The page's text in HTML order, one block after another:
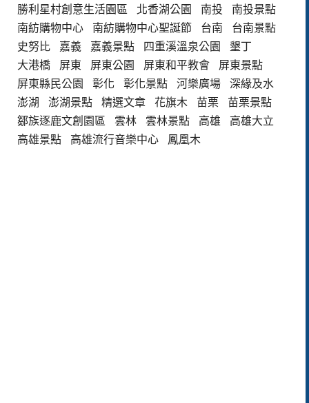
勝利星村創意生活園區
北香湖公園 南投
南投景點
南紡購物中心
南紡購物中心聖誕節 台南
台南景點
史努比
嘉義 嘉義景點 四重溪溫泉公園
墾丁
大港橋
屏東 屏東公園 屏東和平教會
屏東景點
屏東縣民公園
彰化 彰化景點 河樂廣場
深緣及水
澎湖
澎湖景點 精選文章 花旗木 苗栗
苗栗景點
鄒族逐鹿文創園區
雲林 雲林景點 高雄
高雄大立
高雄景點
高雄流行音樂中心 鳳凰木